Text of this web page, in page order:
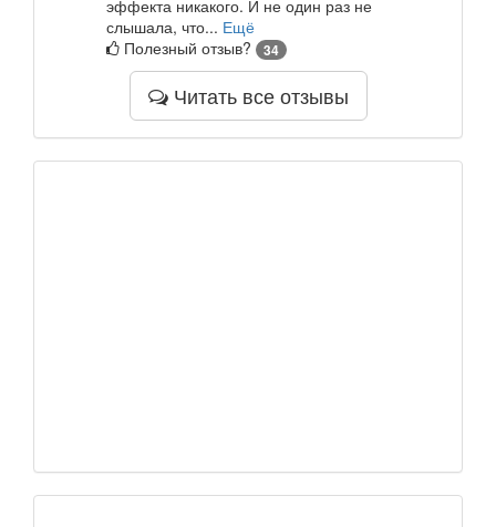
эффекта никакого. И не один раз не
слышала, что... Ещё
Полезный отзыв?
34
Читать все отзывы